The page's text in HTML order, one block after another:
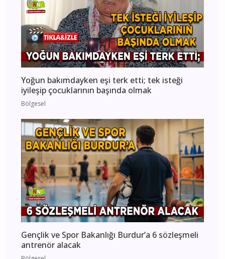
Yoğun bakımdayken eşi terk etti; tek isteği
iyileşip çocuklarının başında olmak
Bölgesel
Gençlik ve Spor Bakanlığı Burdur’a 6 sözleşmeli
antrenör alacak